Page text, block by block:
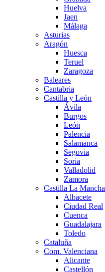
Huelva
Jaen
Málaga
Asturias
Aragón
Huesca
Teruel
Zaragoza
Baleares
Cantabria
Castilla y León
Ávila
Burgos
León
Palencia
Salamanca
Segovia
Soria
Valladolid
Zamora
Castilla La Mancha
Albacete
Ciudad Real
Cuenca
Guadalajara
Toledo
Cataluña
Com. Valenciana
Alicante
Castellón